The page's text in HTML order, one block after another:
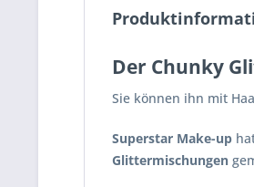
Der Chunky
Sie können ihn mit
Superstar Make-up
Glittermischungen